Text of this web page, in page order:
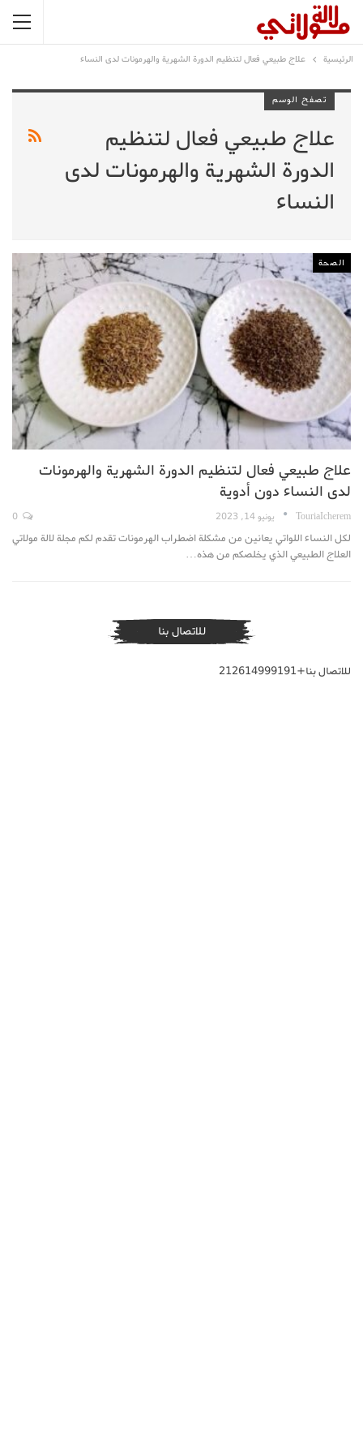
الرئيسية علاج طبيعي فعال لتنظيم الدورة الشهرية والهرمونات لدى النساء
تصفح الوسم
علاج طبيعي فعال لتنظيم
الدورة الشهرية والهرمونات لدى
النساء
الصحة
علاج طبيعي فعال لتنظيم الدورة الشهرية والهرمونات
لدى النساء دون أدوية
TouriaIcherem يونيو 14, 2023
لكل النساء اللواتي يعانين من مشكلة اضطراب الهرمونات تقدم لكم مجلة لالة مولاتي
العلاج الطبيعي الذي يخلصكم من هذه…
للاتصال بنا
للاتصال بنا+212614999191